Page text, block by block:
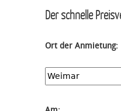
Der schnelle
Ort der Anmietung: